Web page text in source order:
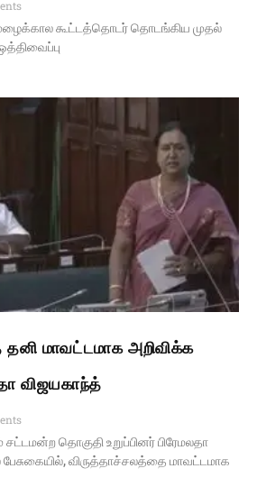
மழைக்கால கூட்டத்தொடர் தொடங்கிய முதல்
மாவட்டமாக அறிவிக்க
விஜயகாந்த்
தொகுதி உறுப்பினர் பிரேமலதா
விருத்தாச்சலத்தை மாவட்டமாக